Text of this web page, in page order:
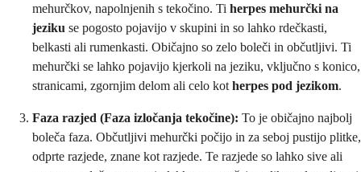
mehurčkov, napolnjenih s tekočino. Ti herpes mehurčki na
jeziku se pogosto pojavijo v skupini in so lahko rdečkasti,
belkasti ali rumenkasti. Običajno so zelo boleči in občutljivi. Ti
mehurčki se lahko pojavijo kjerkoli na jeziku, vključno s konico,
stranicami, zgornjim delom ali celo kot herpes pod jezikom.
Faza razjed (Faza izločanja tekočine): To je običajno najbolj
boleča faza. Občutljivi mehurčki počijo in za seboj pustijo plitke,
odprte razjede, znane kot razjede. Te razjede so lahko sive ali